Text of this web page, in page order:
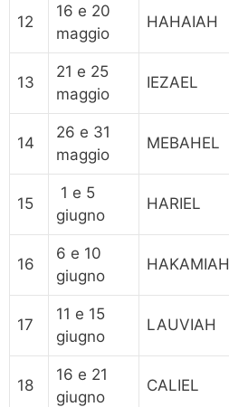
12
16 e 20
maggio
HAHAIAH
13
21 e 25
maggio
IEZAEL
14
26 e 31
maggio
MEBAHEL
15
1 e 5
giugno
HARIEL
16
6 e 10
giugno
HAKAMIAH
17
11 e 15
giugno
LAUVIAH
18
16 e 21
giugno
CALIEL